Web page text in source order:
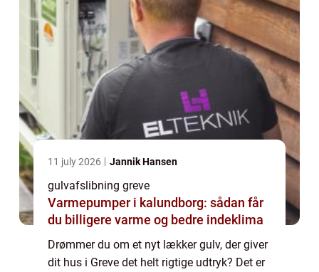
11 july 2026 Jannik Hansen
gulvafslibning greve
Varmepumper i kalundborg: sådan får
du billigere varme og bedre indeklima
Drømmer du om et nyt lækker gulv, der giver
dit hus i Greve det helt rigtige udtryk? Det er